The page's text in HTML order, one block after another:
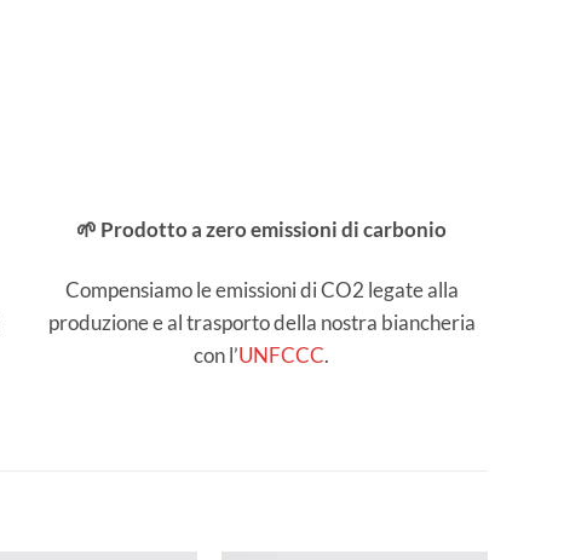
🌱 Prodotto a zero emissioni di carbonio
Compensiamo le emissioni di CO2 legate alla
produzione e al trasporto della nostra biancheria
con l’UNFCCC.